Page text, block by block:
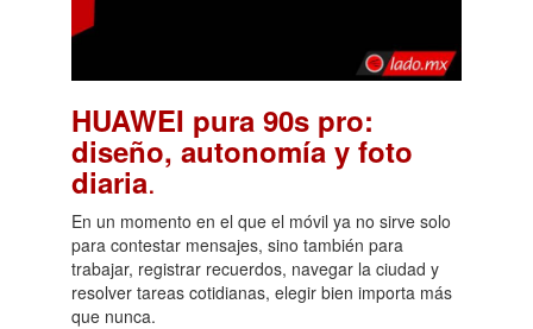
HUAWEI pura 90s pro:
diseño, autonomía y foto
diaria.
En un momento en el que el móvil ya no sirve solo
para contestar mensajes, sino también para
trabajar, registrar recuerdos, navegar la ciudad y
resolver tareas cotidianas, elegir bien importa más
que nunca.